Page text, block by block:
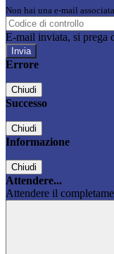
Non hai una e-mail
E-mail inviata, si prega
Errore
Chiudi
Successo
Chiudi
Informazione
Chiudi
Attendere...
Attendere il